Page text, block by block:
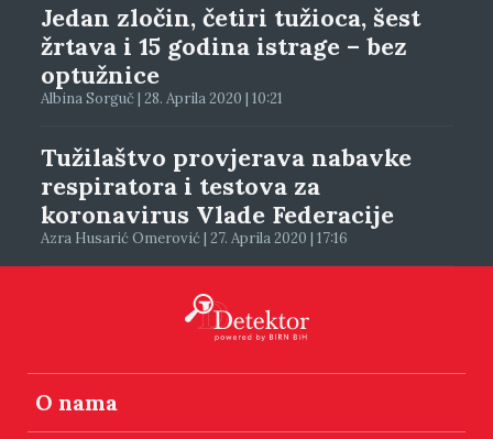
Jedan zločin, četiri tužioca, šest
žrtava i 15 godina istrage – bez
optužnice
Albina Sorguč | 28. Aprila 2020 | 10:21
Tužilaštvo provjerava nabavke
respiratora i testova za
koronavirus Vlade Federacije
Azra Husarić Omerović | 27. Aprila 2020 | 17:16
O nama